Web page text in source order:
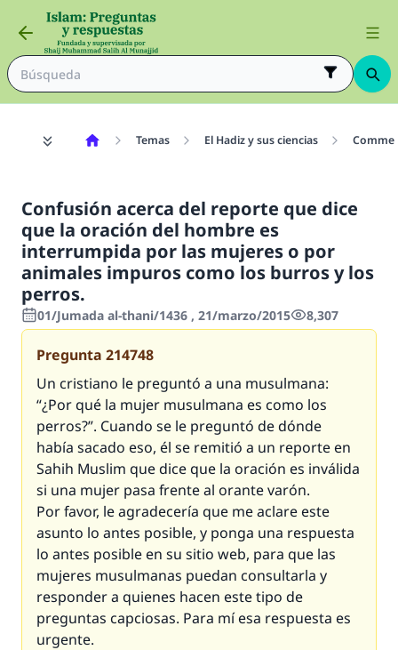
Temas El Hadiz y sus ciencias
Confusión acerca del reporte que dice
que la oración del hombre es
interrumpida por las mujeres o por
animales impuros como los burros y los
perros.
01/Jumada al-thani/1436 , 21/marzo/2015 8,307
Pregunta 214748
Un cristiano le preguntó a una musulmana:
“¿Por qué la mujer musulmana es como los
perros?”. Cuando se le preguntó de dónde
había sacado eso, él se remitió a un reporte en
Sahih Muslim que dice que la oración es inválida
si una mujer pasa frente al orante varón.
Por favor, le agradecería que me aclare este
asunto lo antes posible, y ponga una respuesta
lo antes posible en su sitio web, para que las
mujeres musulmanas puedan consultarla y
responder a quienes hacen este tipo de
preguntas capciosas. Para mí esa respuesta es
urgente.